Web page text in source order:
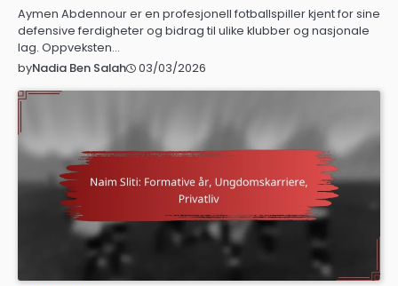
Aymen Abdennour er en profesjonell fotballspiller kjent for sine
defensive ferdigheter og bidrag til ulike klubber og nasjonale
lag. Oppveksten…
byNadia Ben Salah 03/03/2026